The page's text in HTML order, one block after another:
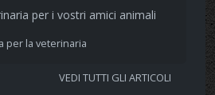
per i vostri amici animali
per la veterinaria
VEDI TUTTI GLI ARTICOLI